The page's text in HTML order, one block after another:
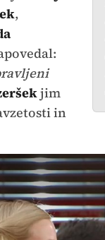
,
jim
in